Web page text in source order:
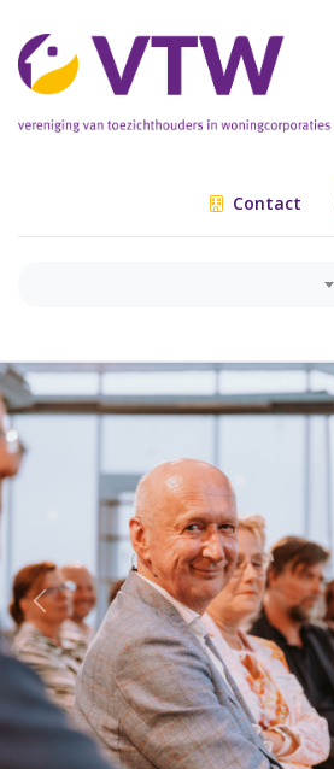
Contact